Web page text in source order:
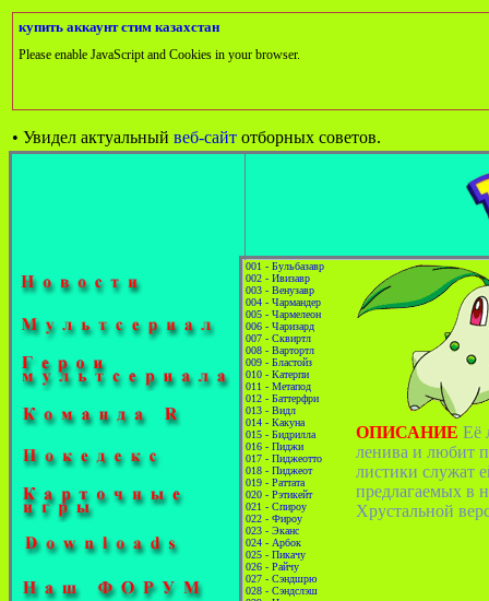
купить аккаунт стим казахстан
Please enable JavaScript and Cookies in your browser.
• Увидел актуальный веб-сайт отборных советов.
001 - Бульбазавр
002 - Ивизавр
003 - Венузавр
004 - Чармандер
005 - Чармелеон
006 - Чаризард
007 - Сквиртл
008 - Вартортл
009 - Бластойз
010 - Катерпи
011 - Метапод
012 - Баттерфри
013 - Видл
014 - Какуна
015 - Бидрилла
016 - Пиджи
017 - Пиджеотто
018 - Пиджеот
019 - Раттата
020 - Рэтикейт
021 - Спироу
022 - Фироу
023 - Эканс
024 - Арбок
025 - Пикачу
026 - Райчу
027 - Сэндшрю
028 - Сэндслэш
ОПИСАНИЕ Её
ленива и любит
листики служат
предлагаемых в
Хрустальной